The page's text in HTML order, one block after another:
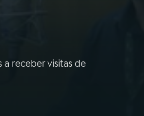
receber visitas de